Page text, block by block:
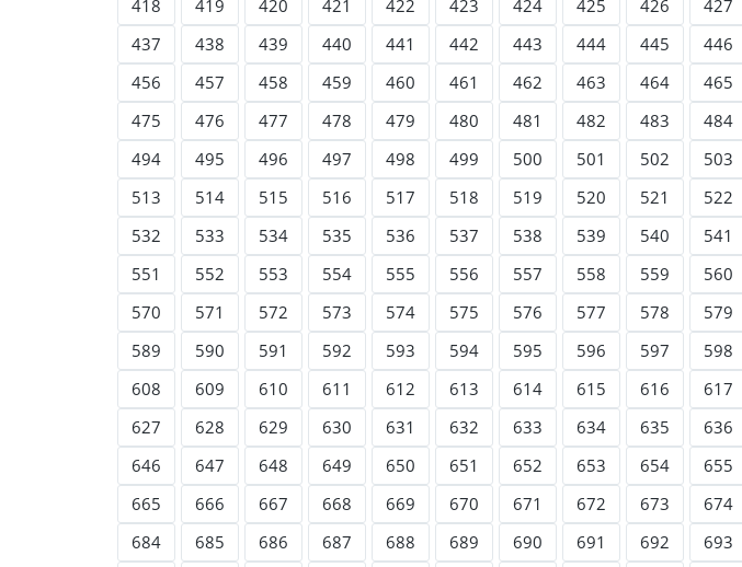
418
419 420 421 422 423 424 425 426 427
437
438 439 440 441 442 443 444 445 446
456
457 458 459 460 461 462 463 464 465
475
476 477 478 479 480 481 482 483 484
494
495 496 497 498 499 500 501 502 503
513
514 515 516 517 518 519 520 521 522
532
533 534 535 536 537 538 539 540 541
551
552 553 554 555 556 557 558 559 560
570
571 572 573 574 575 576 577 578 579
589
590 591 592 593 594 595 596 597 598
608
609 610 611 612 613 614 615 616 617
627
628 629 630 631 632 633 634 635 636
646
647 648 649 650 651 652 653 654 655
665
666 667 668 669 670 671 672 673 674
684
685 686 687 688 689 690 691 692 693